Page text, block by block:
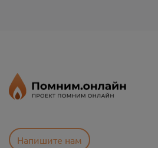
Напишите нам